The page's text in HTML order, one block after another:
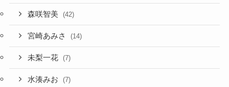
森咲智美 (42)
宮崎あみさ (14)
未梨一花 (7)
水湊みお (7)